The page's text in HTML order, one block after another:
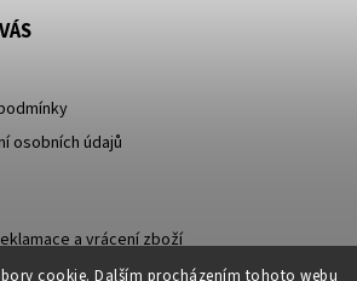
cookie. Dalším procházením tohoto webu
osobních údajů
a vrácení zboží